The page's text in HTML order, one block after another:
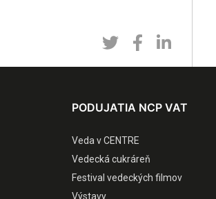
PODUJATIA NCP VAT
Veda v CENTRE
Vedecká cukráreň
Festival vedeckých filmov
Výstavy